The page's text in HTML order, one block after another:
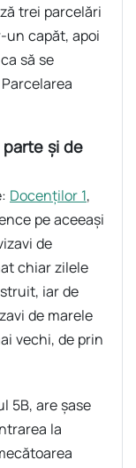
trei parcelări
capăt, apoi
să se
și de
Docenților 1,
pe aceeași
de
chiar zilele
iar de
de marele
vechi, de prin
5B, are șase
la